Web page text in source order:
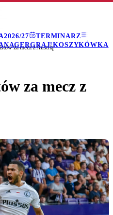
2026/27
TERMINARZ
GRAJ!KOSZYKÓWKA
za mecz z Austrią
za mecz z